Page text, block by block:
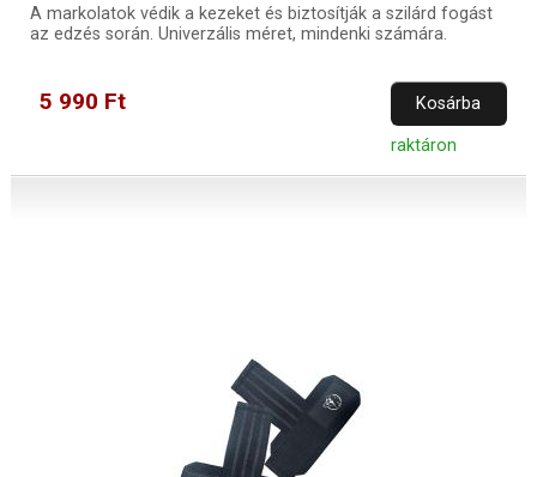
A markolatok védik a kezeket és biztosítják a szilárd fogást
az edzés során. Univerzális méret, mindenki számára.
5 990 Ft Kosárba
raktáron